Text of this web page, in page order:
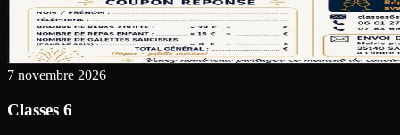
7 novembre 2026
Classes 6